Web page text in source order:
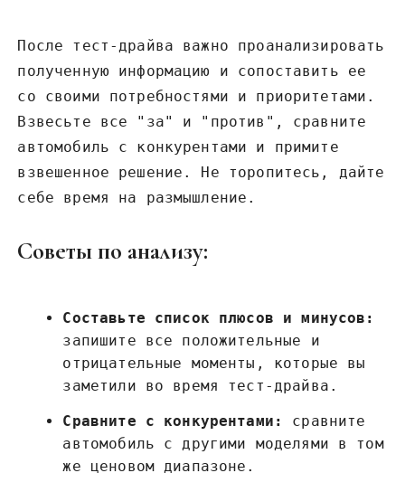
После тест-драйва важно проанализировать
полученную информацию и сопоставить ее
со своими потребностями и приоритетами.
Взвесьте все "за" и "против", сравните
автомобиль с конкурентами и примите
взвешенное решение. Не торопитесь, дайте
себе время на размышление.
Советы по анализу:
Составьте список плюсов и минусов:
запишите все положительные и
отрицательные моменты, которые вы
заметили во время тест-драйва.
Сравните с конкурентами:
сравните
автомобиль с другими моделями в том
же ценовом диапазоне.